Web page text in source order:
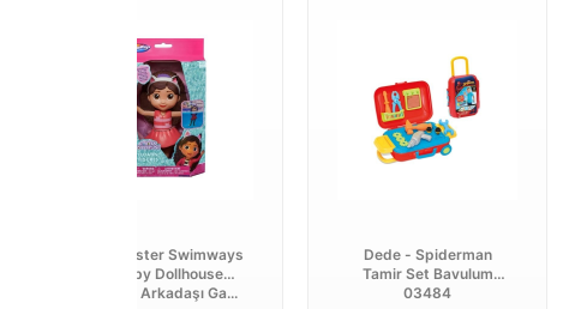
Spinmaster Swimways
Gabby Dollhouse
Yüzme Arkadaşı Ga...
Dede - Spiderman
Tamir Set Bavulum
03484